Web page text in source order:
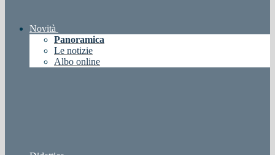
Novità
Panoramica
Le notizie
Albo online